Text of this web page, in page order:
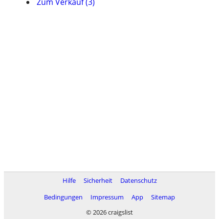
Hilfe Sicherheit
Datenschutz
Bedingungen
Impressum App
Sitemap
© 2026 craigslist